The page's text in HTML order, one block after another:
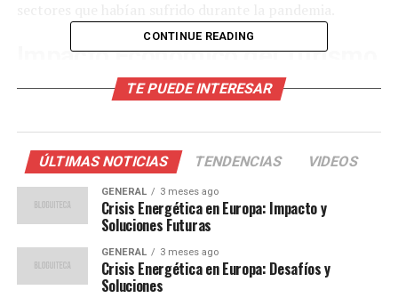
Impacto Económico del Turismo
El aumento del turismo ha tenido un impacto directo en
turismo han contribuido a la creación de empleos y al
fortalecimiento de las pequeñas y medianas empresas.
Según un informe del Banco de España, los ingresos por
turismo representaron un 12% del PIB en el último
trimestre.
Juan Martínez, economista de la Universidad
Complutense de Madrid, comentó:
CONTINUE READING
TE PUEDE INTERESAR
ÚLTIMAS NOTICIAS TENDENCIAS VIDEOS
GENERAL 3 meses ago
Crisis Energética en Europa: Impacto y
Soluciones Futuras
GENERAL 3 meses ago
Crisis Energética en Europa: Desafíos y
Soluciones